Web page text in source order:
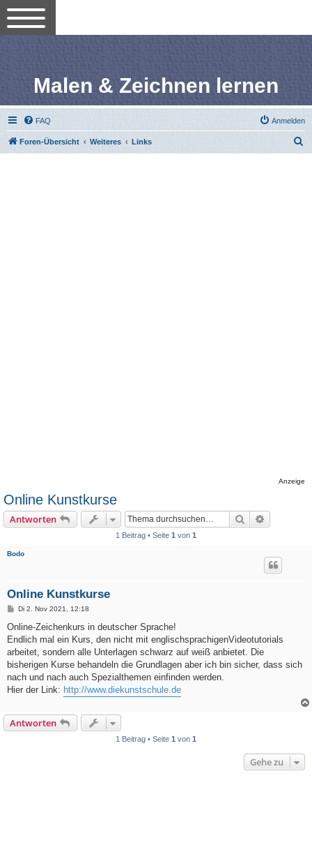
Malen & Zeichnen lernen
FAQ Anmelden
Foren-Übersicht Weiteres Links
Anzeige
Online Kunstkurse
Antworten Suche
1 Beitrag • Seite 1 von 1
Bodo
Online Kunstkurse
B
i
r
a
Di 2. Nov 2021, 12:18
Online-Zeichenkurs in deutscher Sprache!
Endlich mal ein Kurs, den nicht mit englischsprachigenVideotutorials
arbeitet, sondern alle Unterlagen schwarz auf weiß anbietet. Die
bisherigen Kurse behandeln die Grundlagen aber ich bin sicher, dass sich
nach und nach auch Spezialthemen einfinden werden.
Hier der Link: http://www.diekunstschule.de
Antworten
1 Beitrag • Seite 1 von 1
Gehe zu